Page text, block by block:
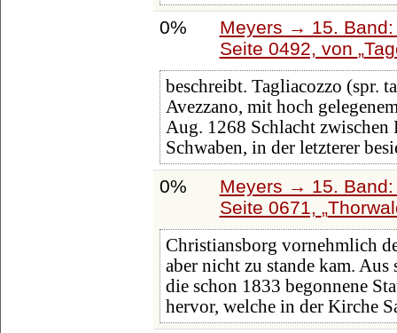
0%
Meyers → 15.
Seite 0492, von
beschreibt. Tagliacozzo (spr.
Avezzano, mit hoch
Aug. 1268 Schlacht
Schwaben, in der letzterer
0%
Meyers → 15.
Seite 0671,
Christiansborg vornehmlich
aber nicht zu stande kam.
die schon 1833 begonnene
hervor, welche in der Kirche